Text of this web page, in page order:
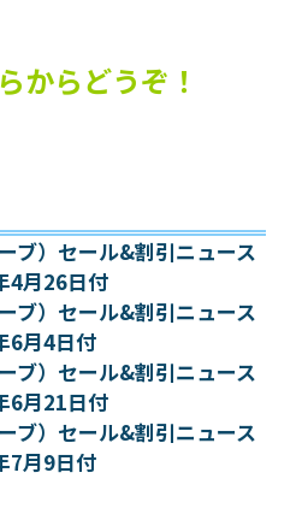
からどうぞ！
ブ）セール&割引ニュース
月26日付
ブ）セール&割引ニュース
月4日付
ブ）セール&割引ニュース
月21日付
ブ）セール&割引ニュース
月9日付